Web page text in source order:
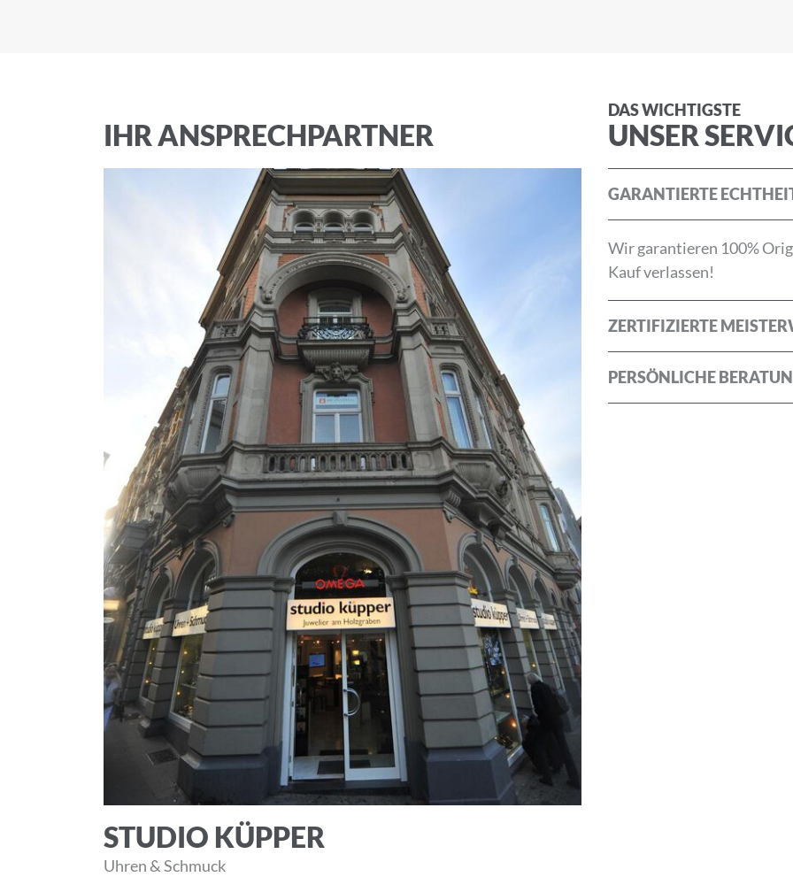
IHR ANSPRECHPARTNER
STUDIO KÜPPER
Uhren & Schmuck
DAS WICHTIGSTE
UNSER
GARANTIERTE
Wir garantieren 100%
Kauf verlassen!
ZERTIFIZIERTE
PERSÖNLICHE
Allgemeinen Geschäftsbedingungenund die
ABBRECHEN